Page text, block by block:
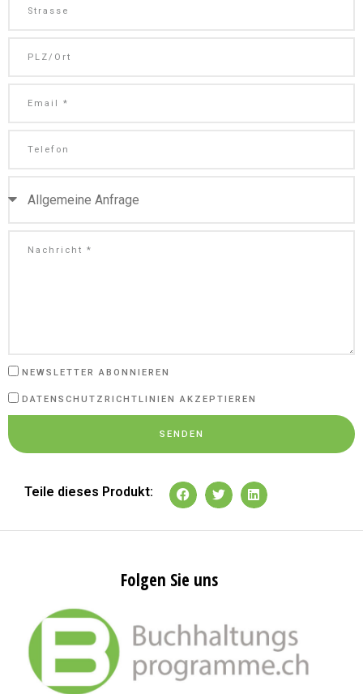
NEWSLETTER ABONNIEREN
DATENSCHUTZRICHTLINIEN AKZEPTIEREN
SENDEN
Teile dieses Produkt:
Folgen Sie uns